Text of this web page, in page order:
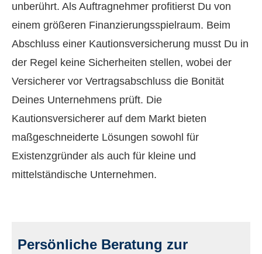
unberührt. Als Auftragnehmer profitierst Du von
einem größeren Finanzierungsspielraum. Beim
Abschluss einer Kautionsversicherung musst Du in
der Regel keine Sicherheiten stellen, wobei der
Versicherer vor Vertragsabschluss die Bonität
Deines Unternehmens prüft. Die
Kautionsversicherer auf dem Markt bieten
maßgeschneiderte Lösungen sowohl für
Existenzgründer als auch für kleine und
mittelständische Unternehmen.
Persönliche Beratung zur